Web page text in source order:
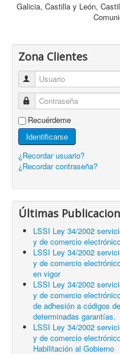
Galicia, Castilla y León,
Zona Clientes
Usuario
Contraseña
Recuérdeme
Identificarse
¿Recordar usuario?
¿Recordar contraseña?
Últimas
LSSI Ley 34/2002
y de comercio
LSSI Ley 34/2002
y de comercio
en vigor
LSSI Ley 34/2002
y de comercio
de adhesión a códigos
determinadas garantías.
LSSI Ley 34/2002
y de comercio
Habilitación al Gobierno